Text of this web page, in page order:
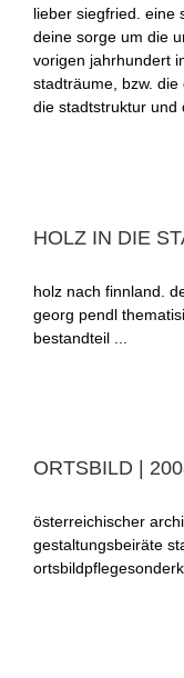
lieber siegfried. eine
deine sorge um die
vorigen jahrhundert
stadträume, bzw.
die stadtstruktur und
HOLZ IN DIE
holz nach finnland.
georg pendl
bestandteil ...
ORTSBILD |
österreichischer
gestaltungsbeiräte